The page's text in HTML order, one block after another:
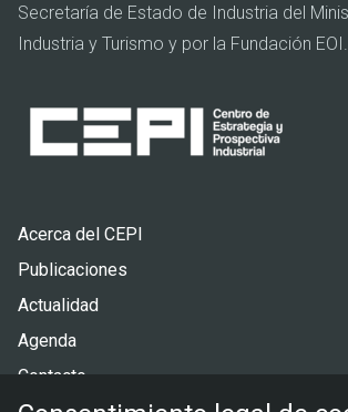
Secretaría de Estado de Industria del
Industria y Turismo y por la Fundación EOI.
Pie
de
Acerca del CEPI
Publicaciones
Actualidad
Agenda
Contacto